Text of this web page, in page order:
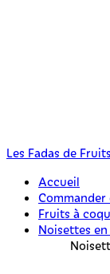
Les Fadas de
Accueil
Commander
Fruits à
Noisettes